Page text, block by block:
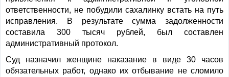
ответственности, не побудили сахалинку встать на путь
исправления. В результате сумма задолженности
составила 300 тысяч рублей, был составлен
административный протокол.
Суд назначил женщине наказание в виде 30 часов
обязательных работ, однако их отбывание не сломило